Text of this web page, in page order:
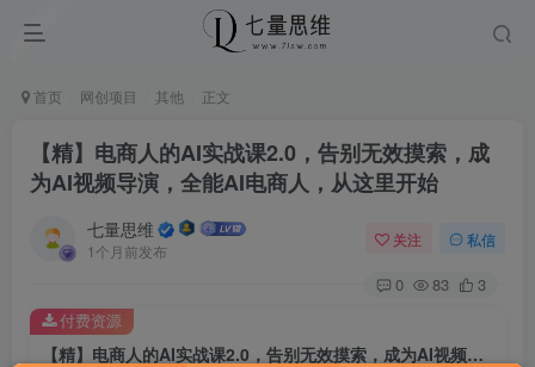
首页 网创项目 其他 正文
【精】电商人的AI实战课2.0，告别无效摸索，成
为AI视频导演，全能AI电商人，从这里开始
七量思维
1个月前发布
关注 私信
0 83 3
【精】电商人的AI实战课2.0，告别无效摸索，成为AI视频导演，全能AI电商人，从这里开始
付费资源